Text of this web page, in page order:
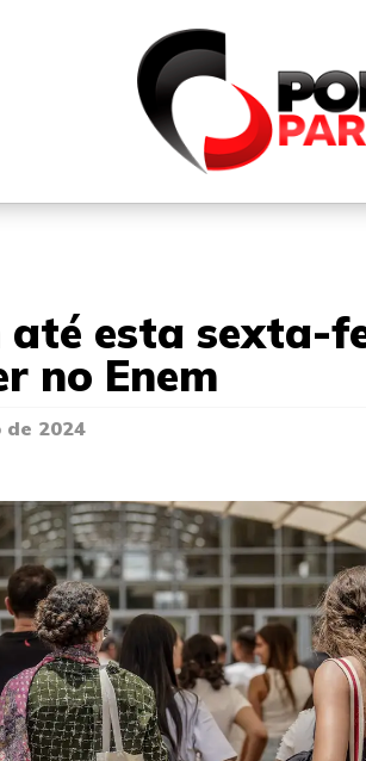
FALE CONOSCO
até esta sexta-
no Enem
de 2024